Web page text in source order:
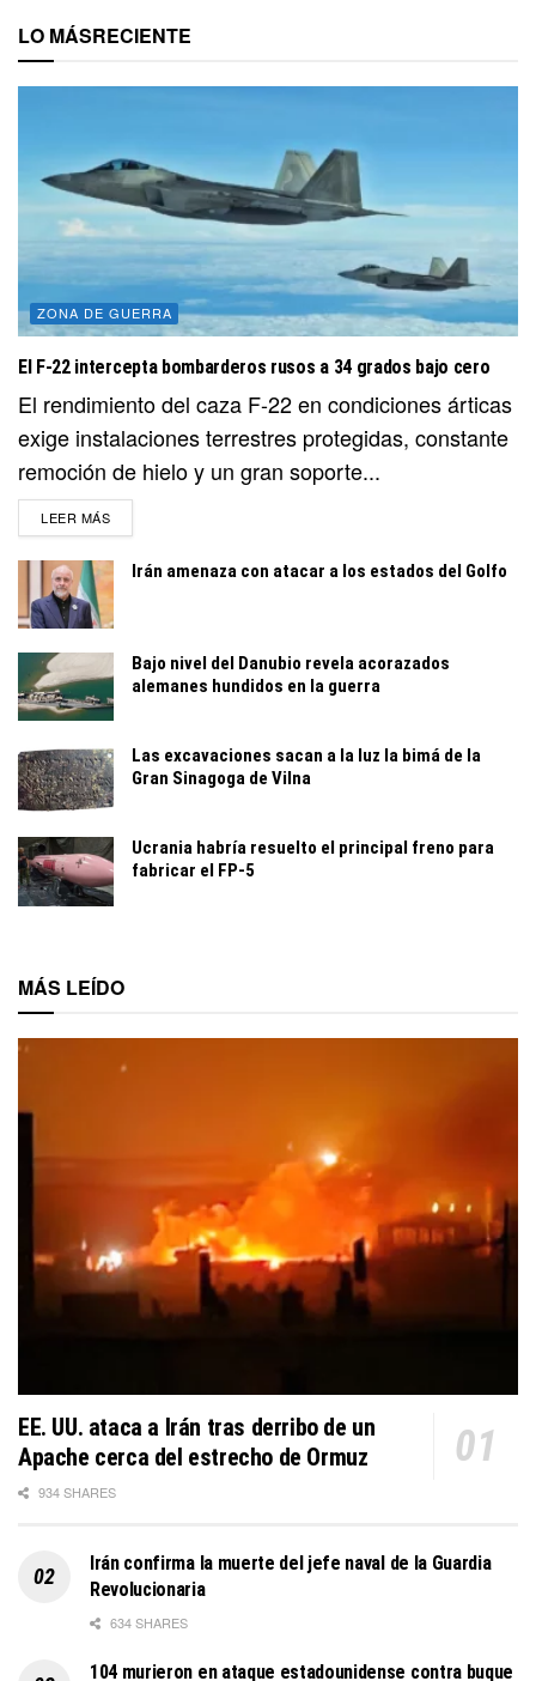
LO MÁSRECIENTE
ZONA DE GUERRA
El F-22 intercepta bombarderos rusos a 34 grados bajo cero
El rendimiento del caza F-22 en condiciones árticas
exige instalaciones terrestres protegidas, constante
remoción de hielo y un gran soporte...
LEER MÁSDETAILS
Irán amenaza con atacar a los estados del Golfo
Bajo nivel del Danubio revela acorazados
alemanes hundidos en la guerra
Las excavaciones sacan a la luz la bimá de la
Gran Sinagoga de Vilna
Ucrania habría resuelto el principal freno para
fabricar el FP-5
MÁS LEÍDO
EE. UU. ataca a Irán tras derribo de un
Apache cerca del estrecho de Ormuz
934 SHARES
Irán confirma la muerte del jefe naval de la Guardia
Revolucionaria
634 SHARES
104 murieron en ataque estadounidense contra buque